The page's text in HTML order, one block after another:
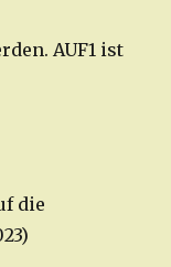
AUF1 ist
die